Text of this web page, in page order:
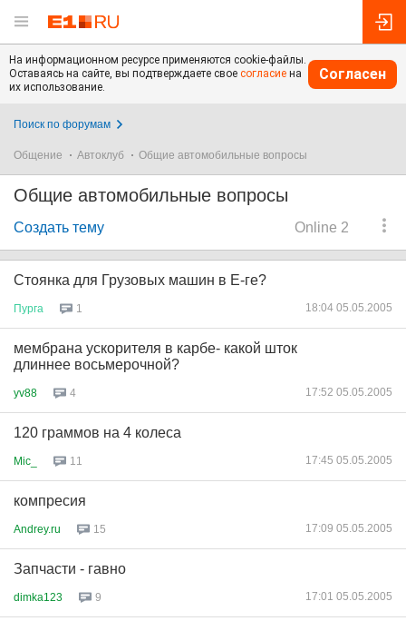
На информационном ресурсе применяются cookie-файлы.
Оставаясь на сайте, вы подтверждаете свое согласие на
их использование.
Согласен
Поиск по форумам
Общение Автоклуб Общие автомобильные вопросы
Общие автомобильные вопросы
Online 2
Создать тему
Стоянка для Грузовых машин в Е-ге?
Пурга 1 18:04 05.05.2005
мембрана ускорителя в карбе- какой шток
длиннее восьмерочной?
yv88 4 17:52 05.05.2005
120 граммов на 4 колеса
Mic_ 11 17:45 05.05.2005
компресия
Andrey.ru 15 17:09 05.05.2005
Запчасти - гавно
dimka123 9 17:01 05.05.2005